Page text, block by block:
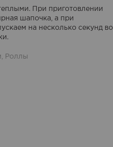
При приготовлении
шапочка, а при
на несколько секунд во
Роллы